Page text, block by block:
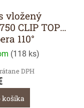
vložený
CLIP TOP
110°
(118 ks)
DPH
košíka